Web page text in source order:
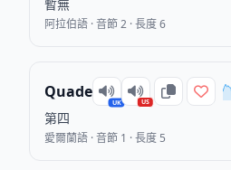
暫無
阿拉伯語 · 音節 2 · 長度 6
Quade
UK US
第四
愛爾蘭語 · 音節 1 · 長度 5